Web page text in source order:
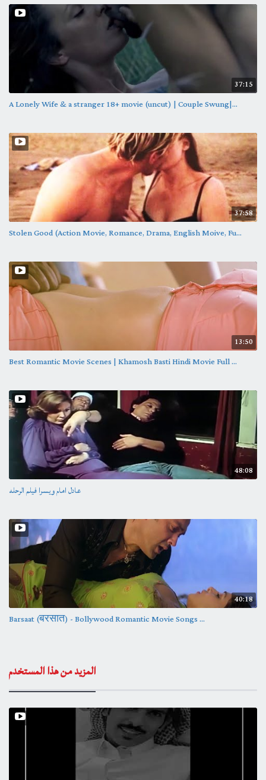
37:15
A Lonely Wife & a stranger 18+ movie (uncut) | Couple Swung|...
37:58
Stolen Good (Action Movie, Romance, Drama, English Moive, Fu...
13:50
Best Romantic Movie Scenes | Khamosh Basti Hindi Movie Full ...
48:08
عادل امام ويسرا فيلم الرحله
40:18
Barsaat (बरसात) - Bollywood Romantic Movie Songs ...
المزيد من هذا المستخدم